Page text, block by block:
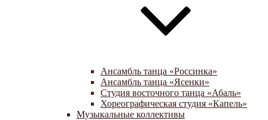
Ансамбль танца «Россинка»
Ансамбль танца «Ясенки»
Студия восточного танца «Абаль»
Хореографическая студия «Капель»
Музыкальные коллективы